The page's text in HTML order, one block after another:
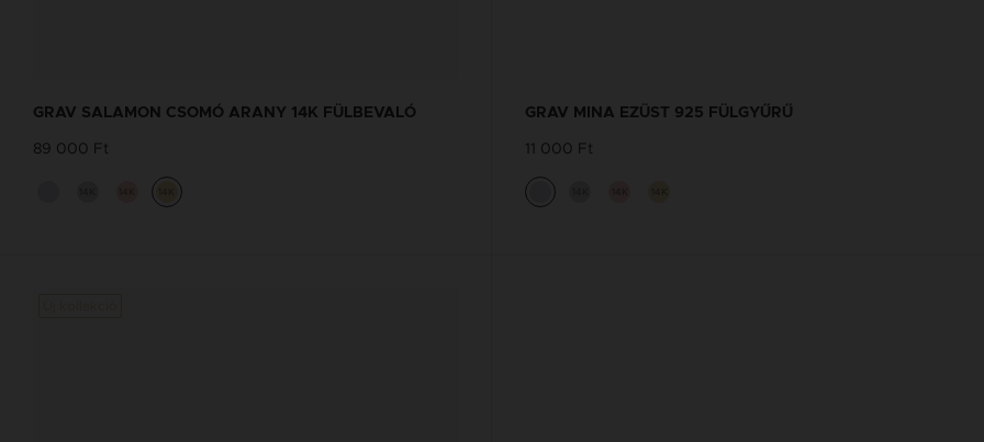
GRAV SALAMON CSOMÓ ARANY 14K FÜLBEVALÓ
89 000 Ft
GRAV MINA EZÜST 925 FÜLGYŰRŰ
11 000 Ft